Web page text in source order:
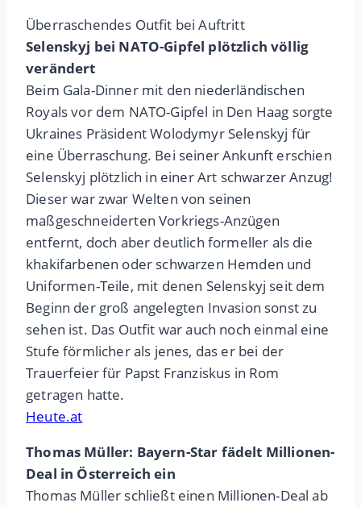
Überraschendes Outfit bei Auftritt
Selenskyj bei NATO-Gipfel plötzlich völlig
verändert
Beim Gala-Dinner mit den niederländischen
Royals vor dem NATO-Gipfel in Den Haag sorgte
Ukraines Präsident Wolodymyr Selenskyj für
eine Überraschung. Bei seiner Ankunft erschien
Selenskyj plötzlich in einer Art schwarzer Anzug!
Dieser war zwar Welten von seinen
maßgeschneiderten Vorkriegs-Anzügen
entfernt, doch aber deutlich formeller als die
khakifarbenen oder schwarzen Hemden und
Uniformen-Teile, mit denen Selenskyj seit dem
Beginn der groß angelegten Invasion sonst zu
sehen ist. Das Outfit war auch noch einmal eine
Stufe förmlicher als jenes, das er bei der
Trauerfeier für Papst Franziskus in Rom
getragen hatte.
Heute.at
Thomas Müller: Bayern-Star fädelt Millionen-
Deal in Österreich ein
Thomas Müller schließt einen Millionen-Deal ab